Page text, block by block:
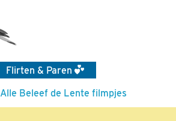
Flirten & Paren
Alle Beleef de Lente filmpjes